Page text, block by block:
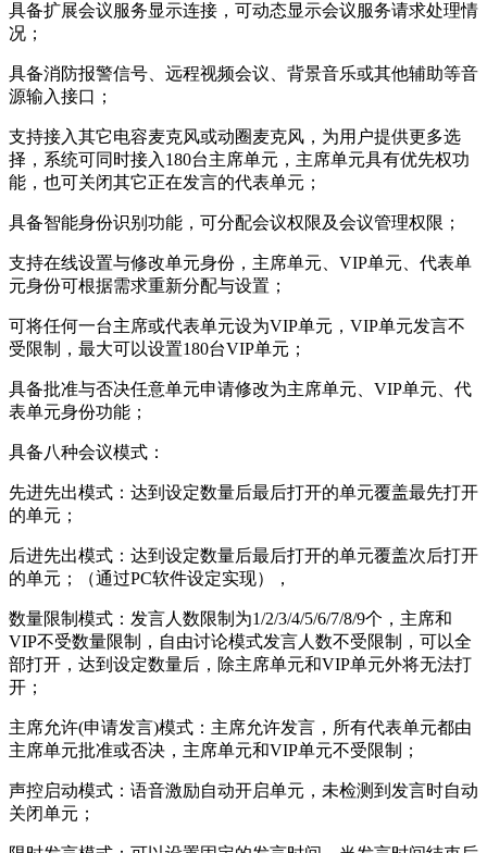
具备扩展会议服务显示连接，可动态显示会议服务请求处理情
况；
具备消防报警信号、远程视频会议、背景音乐或其他辅助等音
源输入接口；
支持接入其它电容麦克风或动圈麦克风，为用户提供更多选
择，系统可同时接入180台主席单元，主席单元具有优先权功
能，也可关闭其它正在发言的代表单元；
具备智能身份识别功能，可分配会议权限及会议管理权限；
支持在线设置与修改单元身份，主席单元、VIP单元、代表单
元身份可根据需求重新分配与设置；
可将任何一台主席或代表单元设为VIP单元，VIP单元发言不
受限制，最大可以设置180台VIP单元；
具备批准与否决任意单元申请修改为主席单元、VIP单元、代
表单元身份功能；
具备八种会议模式：
先进先出模式：达到设定数量后最后打开的单元覆盖最先打开
的单元；
后进先出模式：达到设定数量后最后打开的单元覆盖次后打开
的单元；（通过PC软件设定实现），
数量限制模式：发言人数限制为1/2/3/4/5/6/7/8/9个，主席和
VIP不受数量限制，自由讨论模式发言人数不受限制，可以全
部打开，达到设定数量后，除主席单元和VIP单元外将无法打
开；
主席允许(申请发言)模式：主席允许发言，所有代表单元都由
主席单元批准或否决，主席单元和VIP单元不受限制；
声控启动模式：语音激励自动开启单元，未检测到发言时自动
关闭单元；